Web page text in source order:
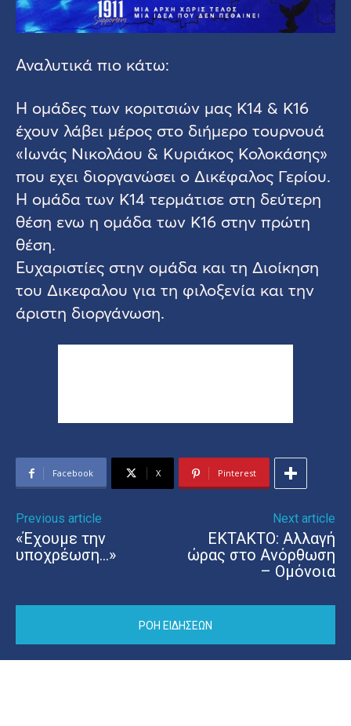
Αναλυτικά πιο κάτω:
Η ομάδες των κοριτσιών μας Κ14 & Κ16
έχουν λάβει μέρος στο διήμερο τουρνουά
«Ιωνάς Νικολάου & Κυριάκος Κολοκάσης»
που εχει διοργανώσει ο Δικέφαλος Γερίου.
Η ομάδα των Κ14 τερμάτισε στη δεύτερη
θέση ενω η ομάδα των Κ16 στην πρώτη
θέση.
Ευχαριστίες στην ομάδα και τη Διοίκηση
του Δικεφαλου για τη φιλοξενία και την
άριστη διοργάνωση.
Facebook X Pinterest
Previous article
«Έχουμε την
υποχρέωση…»
Next article
ΕΚΤΑΚΤΟ: Αλλαγή
ώρας στο Ανόρθωση
– Ομόνοια
ΡΟΗ ΕΙΔΗΣΕΩΝ